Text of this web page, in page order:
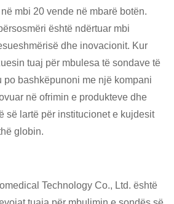
mbi 20 vende në mbarë botën.
është ndërtuar mbi
dhe inovacionit. Kur
tuaj për mbulesa të sondave të
po bashkëpunoni me një kompani
në ofrimin e produkteve dhe
së lartë për institucionet e kujdesit
globin.
Technology Co., Ltd. është